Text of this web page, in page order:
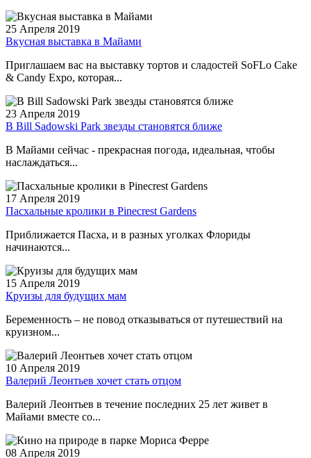
25 Апреля 2019
Вкусная выставка в Майами
Приглашаем вас на выставку тортов и сладостей SoFLo Cake
& Candy Expo, которая...
23 Апреля 2019
В Bill Sadowski Park звезды становятся ближе
В Майами сейчас - прекрасная погода, идеальная, чтобы
наслаждаться...
17 Апреля 2019
Пасхальные кролики в Pinecrest Gardens
Приближается Пасха, и в разных уголках Флориды
начинаются...
15 Апреля 2019
Круизы для будущих мам
Беременность – не повод отказываться от путешествий на
круизном...
10 Апреля 2019
Валерий Леонтьев хочет стать отцом
Валерий Леонтьев в течение последних 25 лет живет в
Майами вместе со...
08 Апреля 2019